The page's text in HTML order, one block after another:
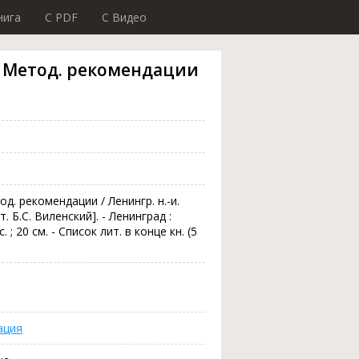
C PDF C Видео
Метод. рекомендации
рекомендации / Ленингр. н.-и.
Б.С. Виленский]. - Ленинград :
; 20 см. - Список лит. в конце кн. (5